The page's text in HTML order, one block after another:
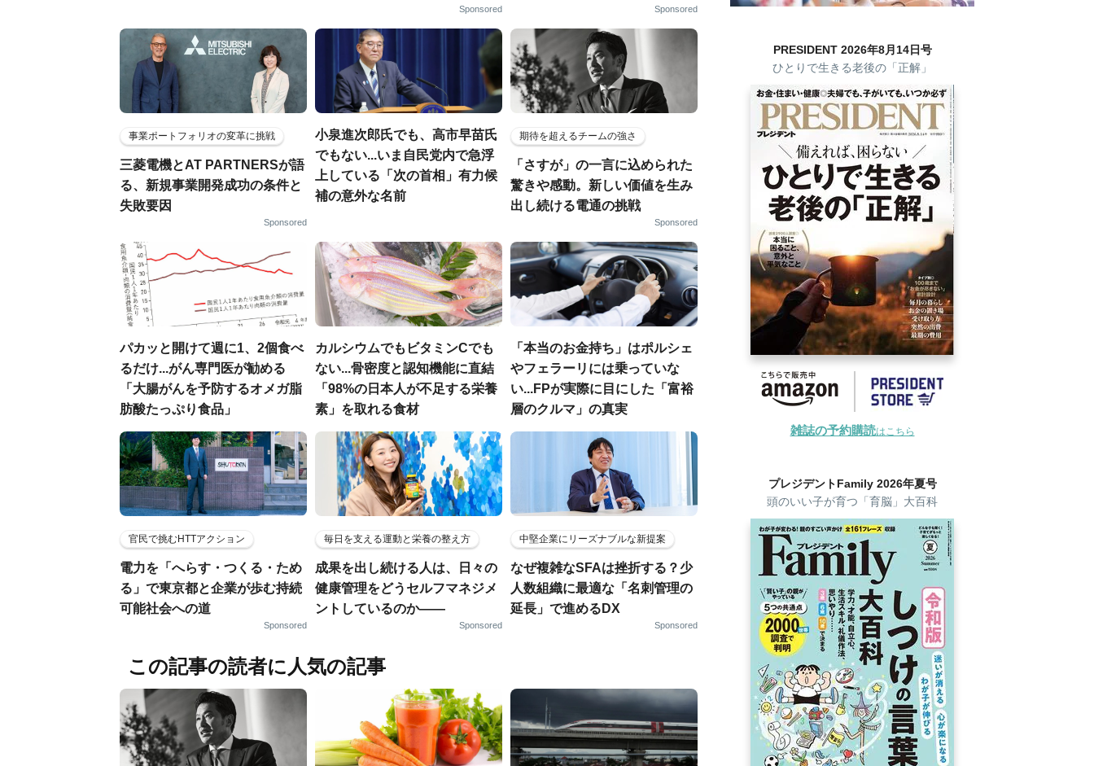
Sponsored Sponsored
事業ポートフォリオの変革に挑戦
三菱電機とAT PARTNERSが語
る、新規事業開発成功の条件と
失敗要因
Sponsored
小泉進次郎氏でも、高市早苗氏
でもない...いま自民党内で急浮
上している「次の首相」有力候
補の意外な名前
期待を超えるチームの強さ
「さすが」の一言に込められた
驚きや感動。新しい価値を生み
出し続ける電通の挑戦
Sponsored
パカッと開けて週に1、2個食べ
るだけ...がん専門医が勧める
「大腸がんを予防するオメガ脂
肪酸たっぷり食品」
カルシウムでもビタミンCでも
ない...骨密度と認知機能に直結
「98%の日本人が不足する栄養
素」を取れる食材
「本当のお金持ち」はポルシェ
やフェラーリには乗っていな
い...FPが実際に目にした「富裕
層のクルマ」の真実
官民で挑むHTTアクション
電力を「へらす・つくる・ため
る」で東京都と企業が歩む持続
可能社会への道
Sponsored
毎日を支える運動と栄養の整え方
成果を出し続ける人は、日々の
健康管理をどうセルフマネジメ
ントしているのか——
Sponsored
中堅企業にリーズナブルな新提案
なぜ複雑なSFAは挫折する？少
人数組織に最適な「名刺管理の
延長」で進めるDX
Sponsored
この記事の読者に人気の記事
PRESIDENT 2026年8月14日号
ひとりで生きる老後の「正解」
雑誌の予約購読はこちら
プレジデントFamily 2026年夏号
頭のいい子が育つ「育脳」大百科